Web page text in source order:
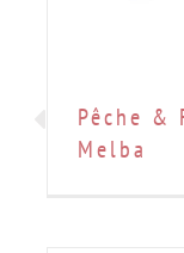
Pêche &
Melba